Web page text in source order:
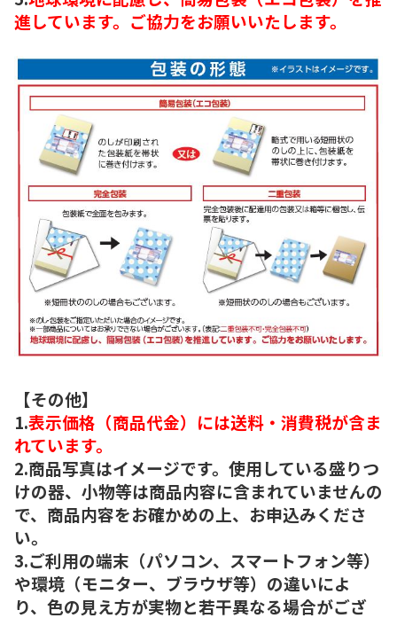
進しています。ご協力をお願いいたします。
【その他】
1.表示価格（商品代金）には送料・消費税が含ま
れています。
2.商品写真はイメージです。使用している盛りつ
けの器、小物等は商品内容に含まれていませんの
で、商品内容をお確かめの上、お申込みくださ
い。
3.ご利用の端末（パソコン、スマートフォン等）
や環境（モニター、ブラウザ等）の違いによ
り、色の見え方が実物と若干異なる場合がござ